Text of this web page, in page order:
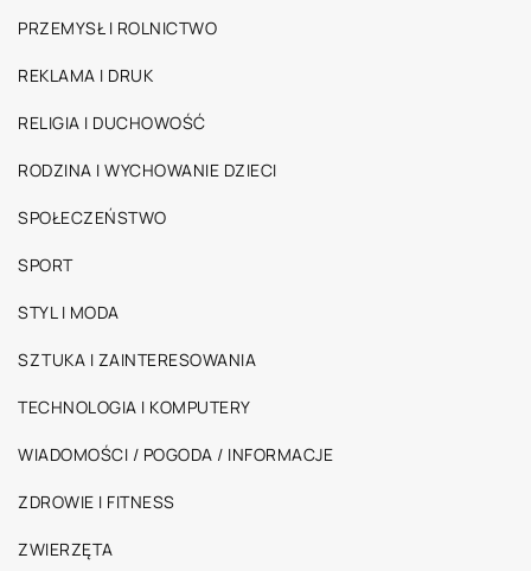
PRZEMYSŁ I ROLNICTWO
REKLAMA I DRUK
RELIGIA I DUCHOWOŚĆ
RODZINA I WYCHOWANIE DZIECI
SPOŁECZEŃSTWO
SPORT
STYL I MODA
SZTUKA I ZAINTERESOWANIA
TECHNOLOGIA I KOMPUTERY
WIADOMOŚCI / POGODA / INFORMACJE
ZDROWIE I FITNESS
ZWIERZĘTA